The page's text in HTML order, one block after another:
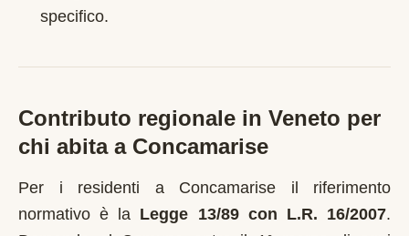
specifico.
Contributo regionale in Veneto per
chi abita a Concamarise
Per i residenti a Concamarise il riferimento
normativo è la Legge 13/89 con L.R. 16/2007.